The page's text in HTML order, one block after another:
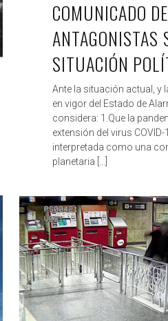
COMUNICADO DE
ANTAGONISTAS
SITUACIÓN
Ante la situación actual, y
en vigor del Estado de
considera: 1.Que la
extensión del virus COVID-
interpretada como una
planetaria […]